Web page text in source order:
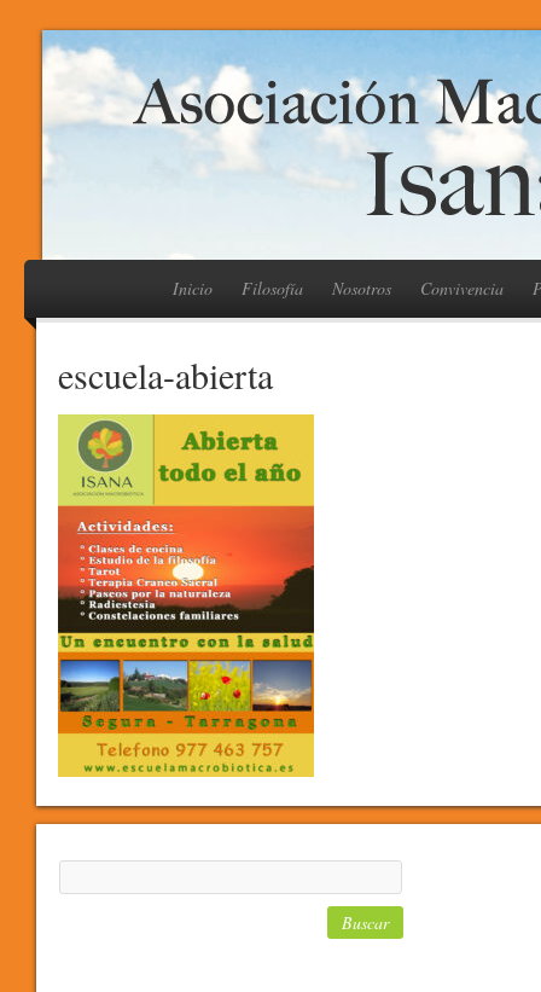
Inicio Filosofía Nosotros Convivencia
escuela-abierta